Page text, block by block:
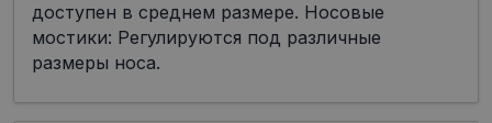
доступен в среднем размере. Носовые
мостики: Регулируются под различные
размеры носа.